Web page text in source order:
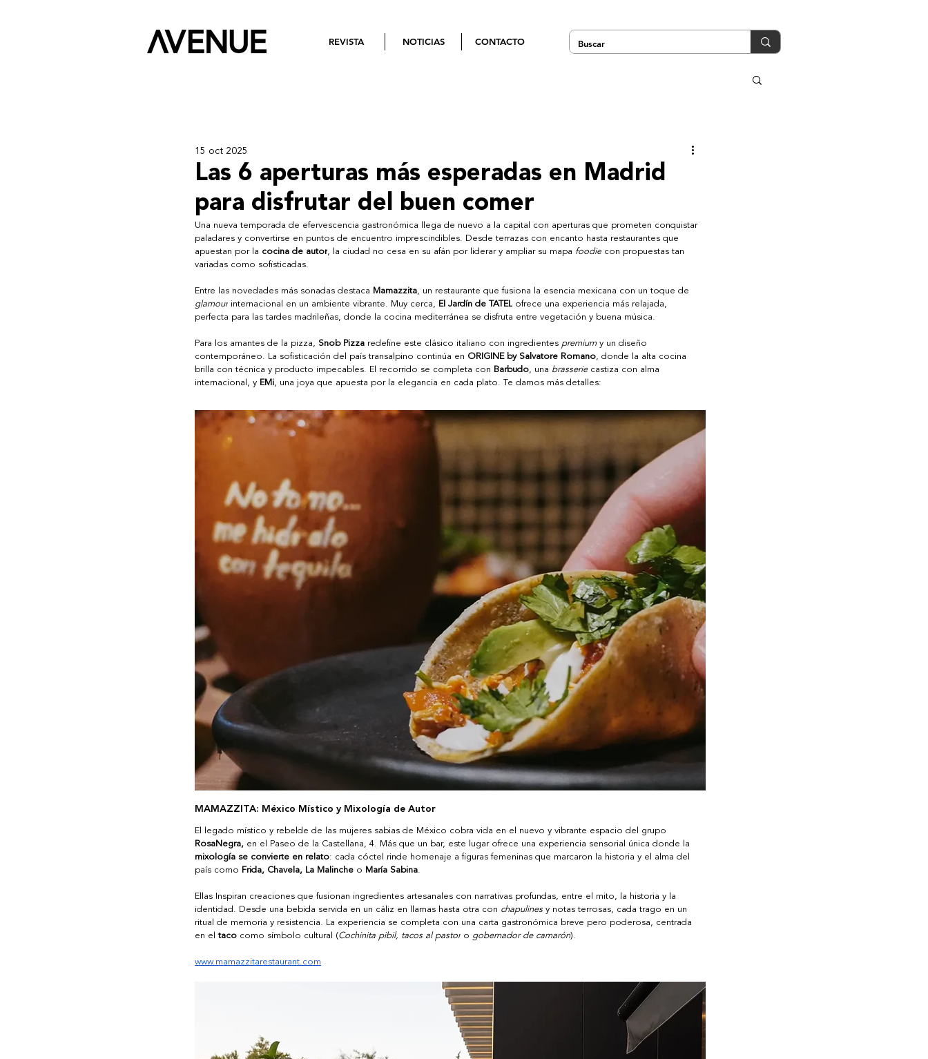
REVISTA NOTICIAS CONTACTO
Las 6 aperturas más esperadas en Madrid
para disfrutar del buen comer
15 oct 2025
Una nueva temporada de efervescencia gastronómica llega de nuevo a la capital con aperturas que prometen conquistar
paladares y convertirse en puntos de encuentro imprescindibles. Desde terrazas con encanto hasta restaurantes que
apuestan por la cocina de autor, la ciudad no cesa en su afán por liderar y ampliar su mapa foodie con propuestas tan
variadas como sofisticadas.
Entre las novedades más sonadas destaca Mamazzita, un restaurante que fusiona la esencia mexicana con un toque de
glamour internacional en un ambiente vibrante. Muy cerca, El Jardín de TATEL ofrece una experiencia más relajada,
perfecta para las tardes madrileñas, donde la cocina mediterránea se disfruta entre vegetación y buena música.
Para los amantes de la pizza, Snob Pizza redefine este clásico italiano con ingredientes premium y un diseño
contemporáneo. La sofisticación del país transalpino continúa en ORIGINE by Salvatore Romano, donde la alta cocina
brilla con técnica y producto impecables. El recorrido se completa con Barbudo, una brasserie castiza con alma
internacional, y EMi, una joya que apuesta por la elegancia en cada plato. Te damos más detalles:
MAMAZZITA: México Místico y Mixología de Autor
El legado místico y rebelde de las mujeres sabias de México cobra vida en el nuevo y vibrante espacio del grupo
RosaNegra, en el Paseo de la Castellana, 4. Más que un bar, este lugar ofrece una experiencia sensorial única donde la
mixología se convierte en relato: cada cóctel rinde homenaje a figuras femeninas que marcaron la historia y el alma del
país como Frida, Chavela, La Malinche o María Sabina.
Ellas Inspiran creaciones que fusionan ingredientes artesanales con narrativas profundas, entre el mito, la historia y la
identidad. Desde una bebida servida en un cáliz en llamas hasta otra con chapulines y notas terrosas, cada trago en un
ritual de memoria y resistencia. La experiencia se completa con una carta gastronómica breve pero poderosa, centrada
en el taco como símbolo cultural (Cochinita pibil, tacos al pastor o gobernador de camarón).
www.mamazzitarestaurant.com